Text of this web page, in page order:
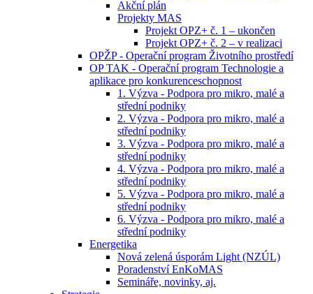
Akční plán
Projekty MAS
Projekt OPZ+ č. 1 – ukončen
Projekt OPZ+ č. 2 – v realizaci
OPŽP - Operační program Životního prostředí
OP TAK - Operační program Technologie a
aplikace pro konkurenceschopnost
1. Výzva - Podpora pro mikro, malé a
střední podniky
2. Výzva - Podpora pro mikro, malé a
střední podniky
3. Výzva - Podpora pro mikro, malé a
střední podniky
4. Výzva - Podpora pro mikro, malé a
střední podniky
5. Výzva - Podpora pro mikro, malé a
střední podniky
6. Výzva - Podpora pro mikro, malé a
střední podniky
Energetika
Nová zelená úsporám Light (NZÚL)
Poradenství EnKoMAS
Semináře, novinky, aj.